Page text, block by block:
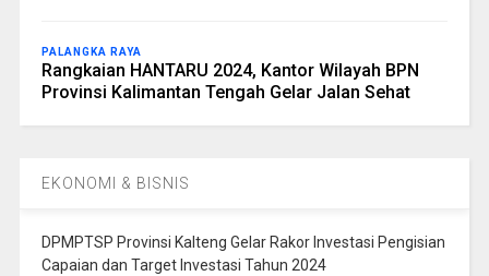
PALANGKA RAYA
Rangkaian HANTARU 2024, Kantor Wilayah BPN
Provinsi Kalimantan Tengah Gelar Jalan Sehat
EKONOMI & BISNIS
DPMPTSP Provinsi Kalteng Gelar Rakor Investasi Pengisian
Capaian dan Target Investasi Tahun 2024